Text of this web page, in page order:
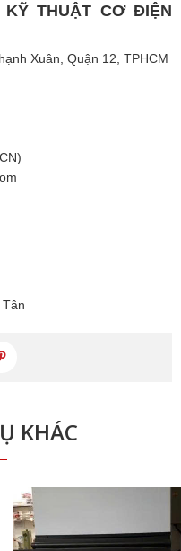
KỸ THUẬT CƠ ĐIỆN
Xuân, Quận 12, TPHCM
KHÁC